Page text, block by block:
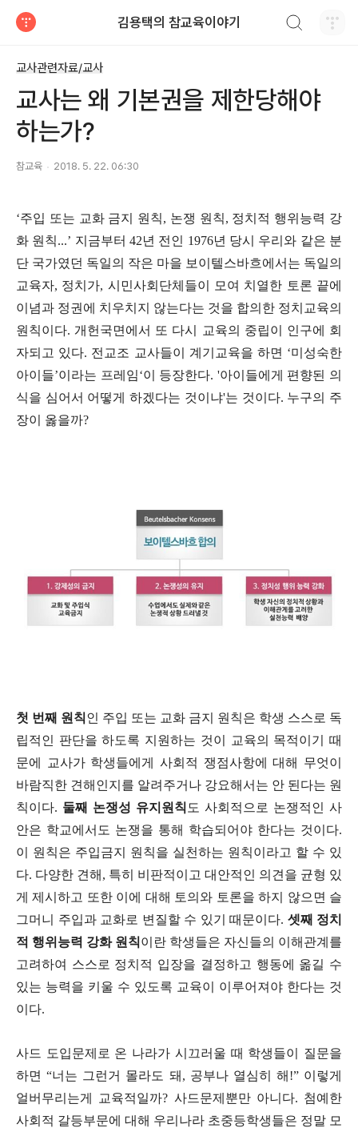
김용택의 참교육이야기
교사관련자료/교사
교사는 왜 기본권을 제한당해야
하는가?
참교육 2018. 5. 22. 06:30
‘주입 또는 교화 금지 원칙, 논쟁 원칙, 정치적 행위능력 강
화 원칙...’ 지금부터42년 전인 1976년 당시 우리와 같은 분
단 국가였던 독일의 작은 마을 보이텔스바흐에서는 독일의
교육자, 정치가, 시민사회단체들이 모여 치열한 토론 끝에
이념과 정권에 치우치지 않는다는 것을 합의한 정치교육의
원칙이다. 개헌국면에서 또 다시 교육의 중립이 인구에 회
자되고 있다. 전교조 교사들이 계기교육을 하면 ‘미성숙한
아이들’이라는 프레임‘이 등장한다. '아이들에게 편향된 의
식을 심어서 어떻게 하겠다는 것이냐'는 것이다. 누구의 주
장이 옳을까?
첫 번째 원칙인 주입 또는 교화 금지 원칙은 학생 스스로 독
립적인 판단을 하도록 지원하는 것이 교육의 목적이기 때
문에 교사가 학생들에게 사회적 쟁점사항에 대해 무엇이
바람직한 견해인지를 알려주거나 강요해서는 안 된다는 원
칙이다. 둘째 논쟁성 유지원칙 도 사회적으로 논쟁적인 사
안은 학교에서도 논쟁을 통해 학습되어야 한다는 것이다.
이 원칙은 주입금지 원칙을 실천하는 원칙이라고 할 수 있
다. 다양한 견해 , 특히 비판적이고 대안적인 의견을 균형 있
게 제시하고 또한 이에 대해 토의와 토론을 하지 않으면 슬
그머니 주입과 교화로 변질할 수 있기 때문이다. 셋째 정치
적 행위능력 강화 원칙이란 학생들은 자신들의 이해관계를
고려하여 스스로 정치적 입장을 결정하고 행동에 옮길 수
있는 능력을 키울 수 있도록 교육이 이루어져야 한다는 것
이다.
사드 도입문제로 온 나라가 시끄러울 때 학생들이 질문을
하면“너는 그런거 몰라도 돼 , 공부나 열심히 해 !” 이렇게
얼버무리는게 교육적일까? 사드문제뿐만 아니다. 첨예한
사회적 갈등부문에 대해 우리나라 초중등학생들은 정말 모